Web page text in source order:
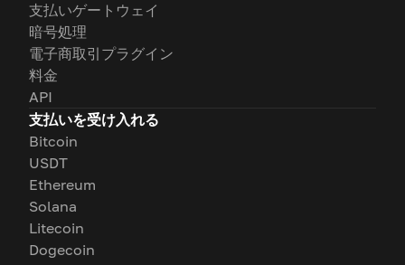
支払いゲートウェイ
暗号処理
電子商取引プラグイン
料金
API
支払いを受け入れる
Bitcoin
USDT
Ethereum
Solana
Litecoin
Dogecoin